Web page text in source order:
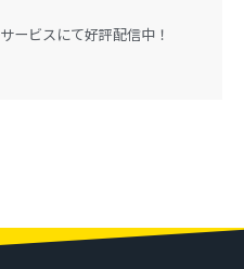
ービスにて好評配信中！